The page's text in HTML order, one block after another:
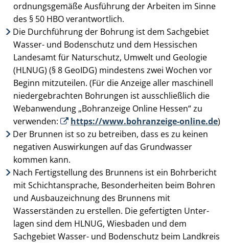
ordnungsgemäße Ausführung der Arbeiten im Sinne
des § 50 HBO verant­wort­lich.
Die Durchführung der Bohrung ist dem Sachgebiet
Wasser- und Bodenschutz und dem Hessischen
Landesamt für Naturschutz, Umwelt und Geologie
(HLNUG) (§ 8 GeoIDG) mindestens zwei Wochen vor
Beginn mitzuteilen. (Für die Anzeige aller maschinell
niedergebrachten Bohrungen ist ausschließlich die
Webanwendung „Bohranzeige Online Hessen“ zu
verwenden:
https://www.bohranzeige-online.de)
Der Brunnen ist so zu betreiben, dass es zu keinen
negativen Aus­wirkungen auf das Grund­wasser
kommen kann.
Nach Fertigstellung des Brunnens ist ein Bohrbericht
mit Schichtansprache, Besonder­heiten beim Bohren
und Ausbauzeichnung des Brunnens mit
Wasserständen zu erstellen. Die gefertigten Unter­
lagen sind dem HLNUG, Wiesbaden und dem
Sachgebiet Wasser- und Bodenschutz beim Landkreis